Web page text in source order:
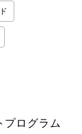
ログラム